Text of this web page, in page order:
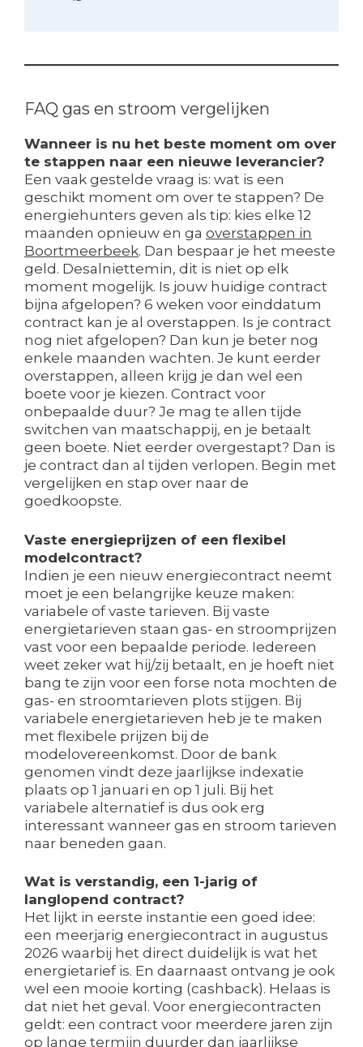
FAQ gas en stroom vergelijken
Wanneer is nu het beste moment om over
te stappen naar een nieuwe leverancier?
Een vaak gestelde vraag is: wat is een
geschikt moment om over te stappen? De
energiehunters geven als tip: kies elke 12
maanden opnieuw en ga overstappen in
Boortmeerbeek. Dan bespaar je het meeste
geld. Desalniettemin, dit is niet op elk
moment mogelijk. Is jouw huidige contract
bijna afgelopen? 6 weken voor einddatum
contract kan je al overstappen. Is je contract
nog niet afgelopen? Dan kun je beter nog
enkele maanden wachten. Je kunt eerder
overstappen, alleen krijg je dan wel een
boete voor je kiezen. Contract voor
onbepaalde duur? Je mag te allen tijde
switchen van maatschappij, en je betaalt
geen boete. Niet eerder overgestapt? Dan is
je contract dan al tijden verlopen. Begin met
vergelijken en stap over naar de
goedkoopste.
Vaste energieprijzen of een flexibel
modelcontract?
Indien je een nieuw energiecontract neemt
moet je een belangrijke keuze maken:
variabele of vaste tarieven. Bij vaste
energietarieven staan gas- en stroomprijzen
vast voor een bepaalde periode. Iedereen
weet zeker wat hij/zij betaalt, en je hoeft niet
bang te zijn voor een forse nota mochten de
gas- en stroomtarieven plots stijgen. Bij
variabele energietarieven heb je te maken
met flexibele prijzen bij de
modelovereenkomst. Door de bank
genomen vindt deze jaarlijkse indexatie
plaats op 1 januari en op 1 juli. Bij het
variabele alternatief is dus ook erg
interessant wanneer gas en stroom tarieven
naar beneden gaan.
Wat is verstandig, een 1-jarig of
langlopend contract?
Het lijkt in eerste instantie een goed idee:
een meerjarig energiecontract in augustus
2026 waarbij het direct duidelijk is wat het
energietarief is. En daarnaast ontvang je ook
wel een mooie korting (cashback). Helaas is
dat niet het geval. Voor energiecontracten
geldt: een contract voor meerdere jaren zijn
op lange termijn duurder dan jaarlijkse